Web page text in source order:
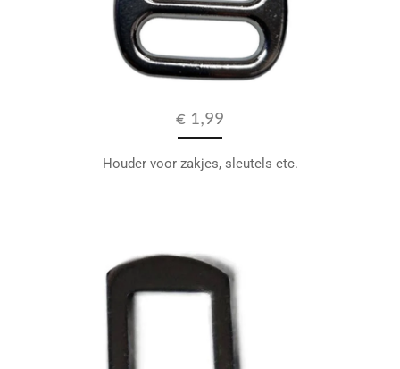
€ 1,99
Houder voor zakjes, sleutels etc.